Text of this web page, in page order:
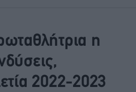
η
2022-2023